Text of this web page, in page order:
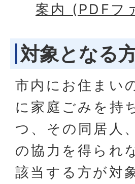
案内 (PDFフ
対象となる
市内にお住まい
に家庭ごみを持
つ、その同居人
の協力を得られ
該当する方が対